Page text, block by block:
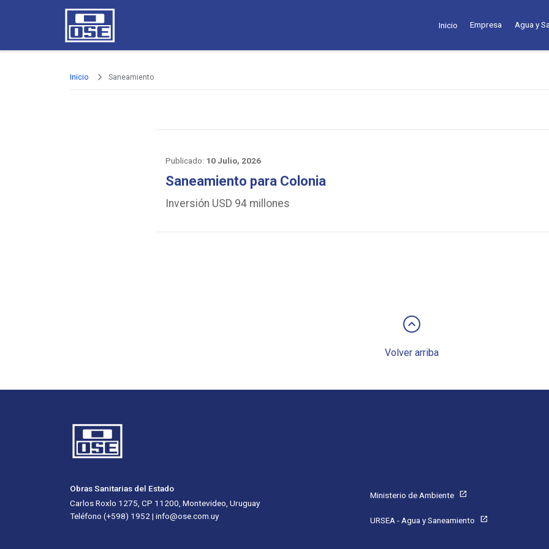
Pasar al contenido principal
Inicio Empresa Agua y
Inicio Saneamiento
10 Julio, 2026
Saneamiento para Colonia
Inversión USD 94 millones
keyboard_arrow_up
Volver arriba
Obras Sanitarias del Estado
Carlos Roxlo 1275, CP 11200, Montevideo, Uruguay
Teléfono (+598) 1952 | info@ose.com.uy
Pie de página
Ministerio de Ambiente open_in_new
URSEA - Agua y Saneamiento open_in_new